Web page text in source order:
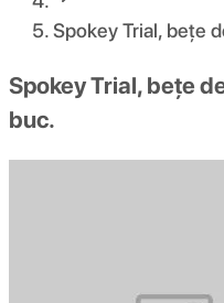
Spokey Trial, bețe
Spokey Trial, bețe
buc.